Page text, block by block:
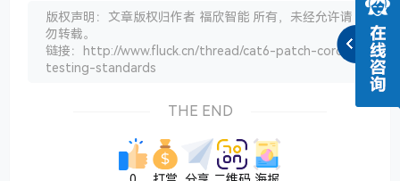
版权声明：文章版权归作者 福欣智能 所有，未经允许请
勿转载。
链接：http://www.fluck.cn/thread/cat6-patch-cord-
testing-standards
THE END